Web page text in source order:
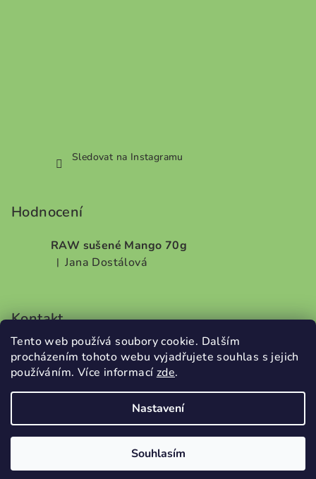
Tento web používá soubory cookie. Dalším
procházením tohoto webu vyjadřujete souhlas s jejich
používáním. Více informací zde.
Nastavení
Souhlasím
Sledovat na Instagramu
Hodnocení
RAW sušené Mango 70g
Hodnocení produktu je 5 z 5 hvězdiček.
| Jana Dostálová
Kontakt
@ dobrodilo.cz
+420732707987
Vytvořil Shoptet